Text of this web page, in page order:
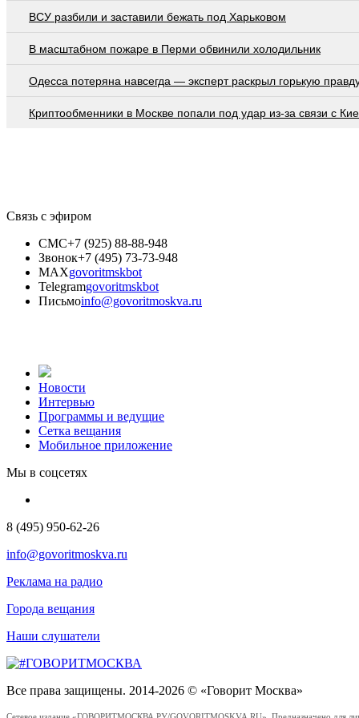
ВСУ разбили и заставили бежать под Харьковом
В масштабном пожаре в Перми обвинили холодильник
Oдecca пoтeрянa нaвceгдa — экcпeрт рacкрыл гoрькую
Криптообменники в Москве попали под удар из-за связи с
Связь с эфиром
СМС+7 (925) 88-88-948
Звонок+7 (495) 73-73-948
MAXgovoritmskbot
Telegramgovoritmskbot
Письмоinfo@govoritmoskva.ru
Новости
Интервью
Программы и ведущие
Сетка вещания
Мобильное приложение
Мы в соцсетях
8 (495) 950-62-26
info@govoritmoskva.ru
Реклама на радио
Города вещания
Наши слушатели
Все права защищены. 2014-2026 © «Говорит Москва»